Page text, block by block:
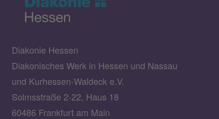
Diakonie Hessen
Diakonisches Werk in Hessen und Nassau
und Kurhessen-Waldeck e.V.
Solmsstraße 2-22, Haus 18
60486 Frankfurt am Main